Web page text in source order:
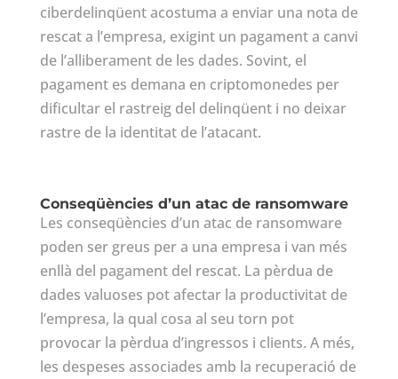
ciberdelinqüent acostuma a enviar una nota de
rescat a l’empresa, exigint un pagament a canvi
de l’alliberament de les dades. Sovint, el
pagament es demana en criptomonedes per
dificultar el rastreig del delinqüent i no deixar
rastre de la identitat de l’atacant.
Conseqüències d’un atac de ransomware
Les conseqüències d’un atac de ransomware
poden ser greus per a una empresa i van més
enllà del pagament del rescat. La pèrdua de
dades valuoses pot afectar la productivitat de
l’empresa, la qual cosa al seu torn pot
provocar la pèrdua d’ingressos i clients. A més,
les despeses associades amb la recuperació de